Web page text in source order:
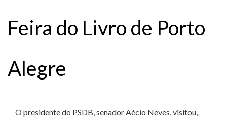
Feira do Livro de Porto
Alegre
O presidente do PSDB, senador Aécio Neves, visitou,